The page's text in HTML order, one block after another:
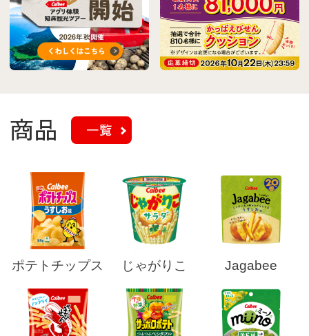
商品 一覧
ポテトチップス じゃがりこ Jagabee